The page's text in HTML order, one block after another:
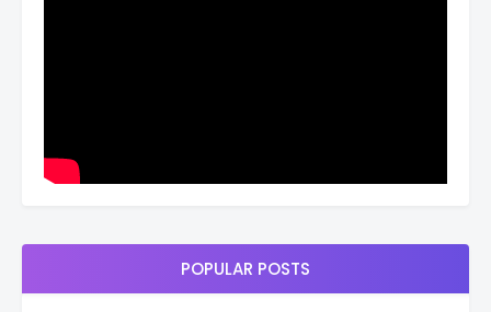
POPULAR POSTS